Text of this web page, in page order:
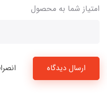
امتیاز شما به محصول
ارسال دیدگاه